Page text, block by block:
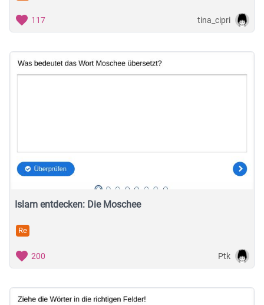
117 tina_cipri
Islam entdecken: Die Moschee
Re
200 Ptk